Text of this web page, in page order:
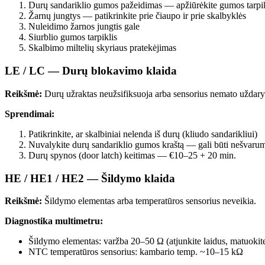
Durų sandariklio gumos pažeidimas — apžiūrėkite gumos
Žarnų jungtys — patikrinkite prie čiaupo ir prie skalbyklės
Nuleidimo žarnos jungtis gale
Siurblio gumos tarpiklis
Skalbimo miltelių skyriaus pratekėjimas
LE / LC — Durų blokavimo klaida
Reikšmė: Durų užraktas neužsifiksuoja arba sensorius nemato
Sprendimai:
Patikrinkite, ar skalbiniai nelenda iš durų (kliudo sandarikliui)
Nuvalykite durų sandariklio gumos kraštą — gali būti
Durų spynos (door latch) keitimas — €10–25 + 20 min.
HE / HE1 / HE2 — Šildymo klaida
Reikšmė: Šildymo elementas arba temperatūros sensorius neveikia.
Diagnostika multimetru:
Šildymo elementas: varžba 20–50 Ω (atjunkite laidus,
NTC temperatūros sensorius: kambario temp. ~10–15 kΩ